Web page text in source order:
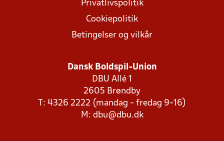
Privatlivspolitik
Cookiepolitik
Betingelser og vilkår
Dansk Boldspil-Union
DBU Allé 1
2605 Brøndby
T: 4326 2222 (mandag - fredag 9-16)
M: dbu@dbu.dk